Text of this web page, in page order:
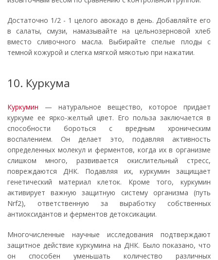
Достаточно 1/2 - 1 целого авокадо в день. Добавляйте его
в салаты, смузи, намазывайте на цельнозерновой хлеб
вместо сливочного масла. Выбирайте спелые плоды с
темной кожурой и слегка мягкой мякотью при нажатии.
10. Куркума
Куркумин — натуральное вещество, которое придает
куркуме ее ярко-желтый цвет. Его польза заключается в
способности бороться с вредным хроническим
воспалением. Он делает это, подавляя активность
определенных молекул и ферментов, когда их в организме
слишком много, развивается окислительный стресс,
повреждаются ДНК. Подавляя их, куркумин защищает
генетический материал клеток. Кроме того, куркумин
активирует важную защитную систему организма (путь
Nrf2), ответственную за выработку собственных
антиоксидантов и ферментов детоксикации.
Многочисленные научные исследования подтверждают
защитное действие куркумина на ДНК. Было показано, что
он способен уменьшать количество различных